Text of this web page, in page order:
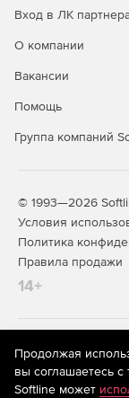
Вход в ЛК
О компании
Вакансии
Помощь
Группа компаний
© 1993—2026
Условия
Политика
Правила продажи
14+
На
предоставления
систематизации и
Продолжая
вы соглашаетесь с
Softline может